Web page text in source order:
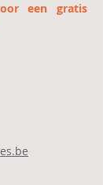
een gratis